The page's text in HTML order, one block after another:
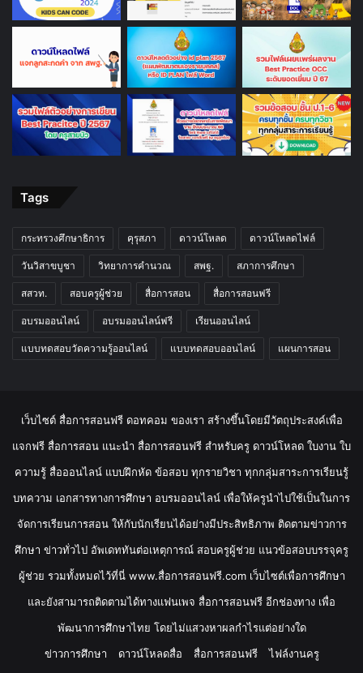
Tags
กระทรวงศึกษาธิการ คุรุสภา ดาวน์โหลด ดาวน์โหลดไฟล์
วันวิสาขบูชา วิทยาการคำนวณ สพฐ. สภาการศึกษา
สสวท. สอบครูผู้ช่วย สื่อการสอน สื่อการสอนฟรี
อบรมออนไลน์ อบรมออนไลน์ฟรี เรียนออนไลน์
แบบทดสอบวัดความรู้ออนไลน์ แบบทดสอบออนไลน์ แผนการสอน
เว็บไซต์ สื่อการสอนฟรี ดอทคอม ของเรา สร้างขึ้นโดยมีวัตถุประสงค์เพื่อ
แจกฟรี สื่อการสอน แนะนำ สื่อการสอนฟรี สำหรับครู ดาวน์โหลด ใบงาน ใบ
ความรู้ สื่อออนไลน์ แบบฝึกหัด ข้อสอบ ทุกรายวิชา ทุกกลุ่มสาระการเรียนรู้
บทความ เอกสารทางการศึกษา อบรมออนไลน์ เพื่อให้ครูนำไปใช้เป็นในการ
จัดการเรียนการสอน ให้กับนักเรียนได้อย่างมีประสิทธิภาพ ติดตามข่าวการ
ศึกษา ข่าวทั่วไป อัพเดททันต่อเหตุการณ์ สอบครูผู้ช่วย แนวข้อสอบบรรจุครู
ผู้ช่วย รวมทั้งหมดไว้ที่นี่ www.สื่อการสอนฟรี.com เว็บไซต์เพื่อการศึกษา
และยังสามารถติดตามได้ทางแฟนเพจ สื่อการสอนฟรี อีกช่องทาง เพื่อ
พัฒนาการศึกษาไทย โดยไม่แสวงหาผลกำไรแต่อย่างใด
ข่าวการศึกษา
ดาวน์โหลดสื่อ สื่อการสอนฟรี
ไฟล์งานครู